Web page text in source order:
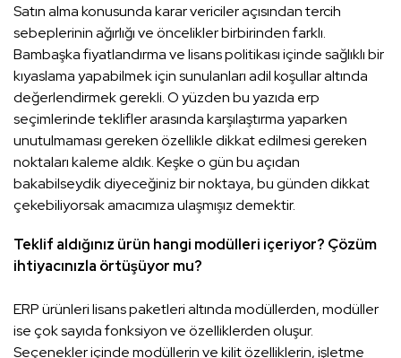
Satın alma konusunda karar vericiler açısından tercih
sebeplerinin ağırlığı ve öncelikler birbirinden farklı.
Bambaşka fiyatlandırma ve lisans politikası içinde sağlıklı bir
kıyaslama yapabilmek için sunulanları adil koşullar altında
değerlendirmek gerekli. O yüzden bu yazıda erp
seçimlerinde teklifler arasında karşılaştırma yaparken
unutulmaması gereken özellikle dikkat edilmesi gereken
noktaları kaleme aldık. Keşke o gün bu açıdan
bakabilseydik diyeceğiniz bir noktaya, bu günden dikkat
çekebiliyorsak amacımıza ulaşmışız demektir.
Teklif aldığınız ürün hangi modülleri içeriyor? Çözüm
ihtiyacınızla örtüşüyor mu?
ERP ürünleri lisans paketleri altında modüllerden, modüller
ise çok sayıda fonksiyon ve özelliklerden oluşur.
Seçenekler içinde modüllerin ve kilit özelliklerin, işletme